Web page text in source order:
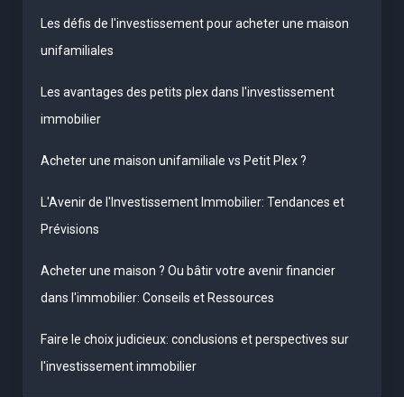
Les défis de l'investissement pour acheter une maison
unifamiliales
Les avantages des petits plex dans l'investissement
immobilier
Acheter une maison unifamiliale vs Petit Plex ?
L'Avenir de l'Investissement Immobilier: Tendances et
Prévisions
Acheter une maison ? Ou bâtir votre avenir financier
dans l'immobilier: Conseils et Ressources
Faire le choix judicieux: conclusions et perspectives sur
l'investissement immobilier